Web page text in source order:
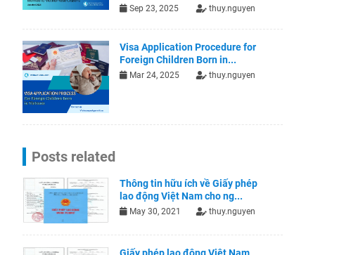
Sep 23, 2025 thuy.nguyen
Visa Application Procedure for
Foreign Children Born in...
Mar 24, 2025 thuy.nguyen
Posts related
Thông tin hữu ích về Giấy phép
lao động Việt Nam cho ng...
May 30, 2021 thuy.nguyen